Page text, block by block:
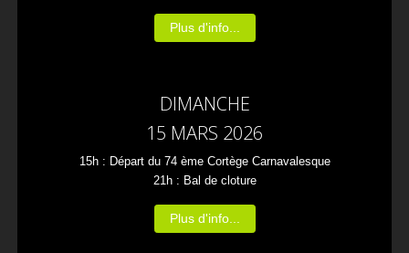
Plus d'info...
DIMANCHE
15 MARS 2026
15h : Départ du 74 ème Cortège Carnavalesque
21h : Bal de cloture
Plus d'info...